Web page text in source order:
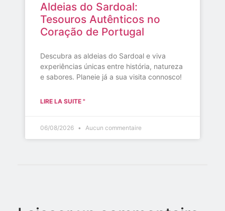
Aldeias do Sardoal:
Tesouros Autênticos no
Coração de Portugal
Descubra as aldeias do Sardoal e viva
experiências únicas entre história, natureza
e sabores. Planeie já a sua visita connosco!
LIRE LA SUITE "
06/08/2026 Aucun commentaire